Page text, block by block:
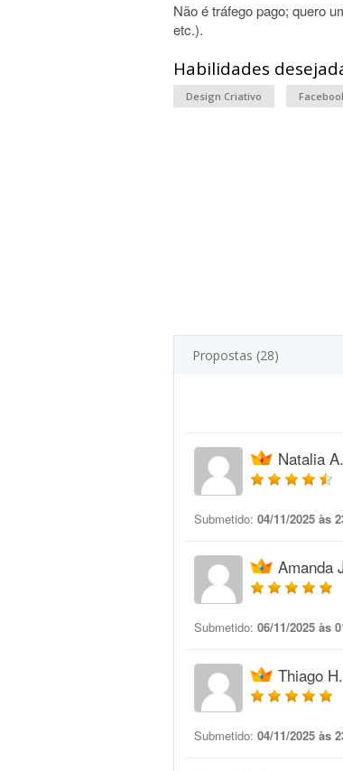
Não é tráfego pago; quero
etc.).
Habilidades
Design Criativo
Propostas (28)
Natalia A.
Submetido: 04/11/2025 às
Amanda
Submetido: 06/11/2025 às
Thiago H.
Submetido: 04/11/2025 às